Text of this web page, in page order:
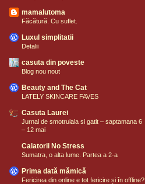
mamalutoma
Făcătură. Cu suflet.
Luxul simplitatii
Detalii
casuta din poveste
Blog nou nout
Beauty and The Cat
LATELY SKINCARE FAVES
Casuta Laurei
Jurnal de smotruiala si gatit – saptamana 6
– 12 mai
Calatorii No Stress
Sumatra, o alta lume. Partea a 2-a
Prima dată mămică
Fericirea din online e tot fericire și în offline?